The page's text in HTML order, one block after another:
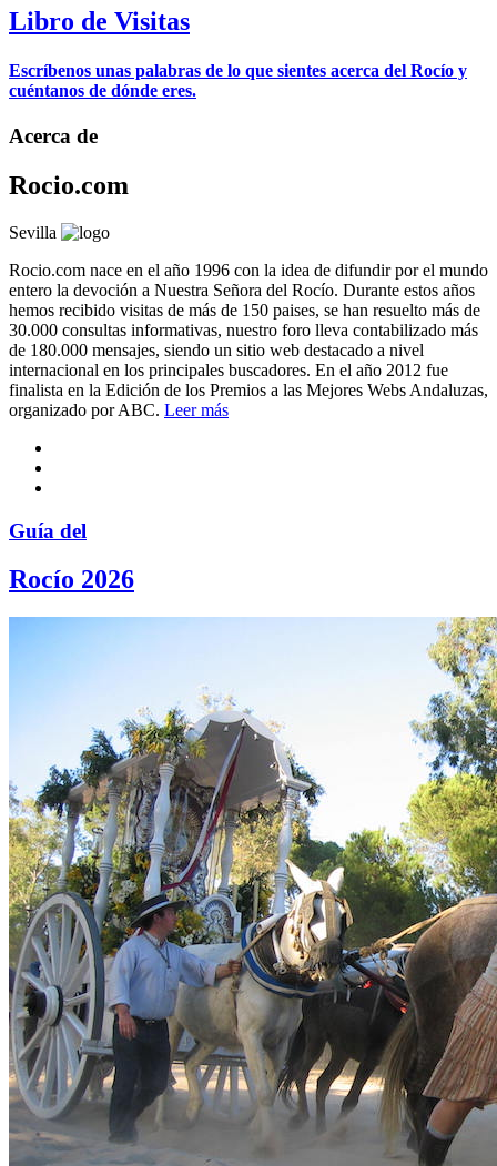
Libro de Visitas
Escríbenos unas palabras de lo que sientes acerca del Rocío y
cuéntanos de dónde eres.
Acerca de
Rocio.com
Sevilla
Rocio.com nace en el año 1996 con la idea de difundir por el mundo
entero la devoción a Nuestra Señora del Rocío. Durante estos años
hemos recibido visitas de más de 150 paises, se han resuelto más de
30.000 consultas informativas, nuestro foro lleva contabilizado más
de 180.000 mensajes, siendo un sitio web destacado a nivel
internacional en los principales buscadores. En el año 2012 fue
finalista en la Edición de los Premios a las Mejores Webs Andaluzas,
organizado por ABC. Leer más
Guía del
Rocío 2026